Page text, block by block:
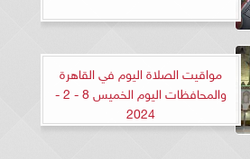
مواقيت الصلاة اليوم في القاهرة
والمحافظات اليوم الخميس 8 - 2 -
2024